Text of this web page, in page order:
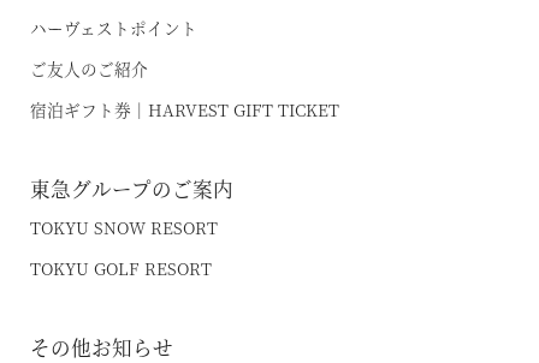
ハーヴェストポイント
ご友人のご紹介
宿泊ギフト券｜HARVEST GIFT TICKET
東急グループのご案内
TOKYU SNOW RESORT
TOKYU GOLF RESORT
その他お知らせ